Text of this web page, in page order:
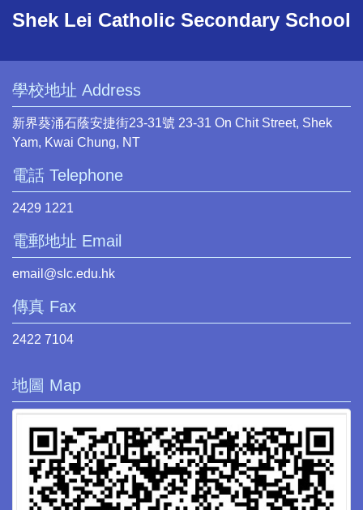
Shek Lei Catholic Secondary School
學校地址 Address
新界葵涌石蔭安捷街23-31號 23-31 On Chit Street, Shek
Yam, Kwai Chung, NT
電話 Telephone
2429 1221
電郵地址 Email
email@slc.edu.hk
傳真 Fax
2422 7104
地圖 Map